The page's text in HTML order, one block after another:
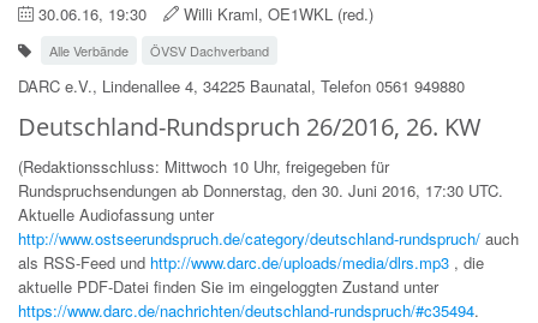
30.06.16, 19:30 Willi Kraml, OE1WKL (red.)
Alle Verbände ÖVSV Dachverband
DARC e.V., Lindenallee 4, 34225 Baunatal, Telefon 0561 949880
Deutschland-Rundspruch 26/2016, 26. KW
(Redaktionsschluss: Mittwoch 10 Uhr, freigegeben für
Rundspruchsendungen ab Donnerstag, den 30. Juni 2016, 17:30 UTC.
Aktuelle Audiofassung unter
http://www.ostseerundspruch.de/category/deutschland-rundspruch/ auch
als RSS-Feed und http://www.darc.de/uploads/media/dlrs.mp3 , die
aktuelle PDF-Datei finden Sie im eingeloggten Zustand unter
https://www.darc.de/nachrichten/deutschland-rundspruch/#c35494.